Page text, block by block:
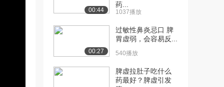
00:44
药...
1037播放
00:27
过敏性鼻炎忌口 脾
胃虚弱，会容易反...
540播放
脾虚拉肚子吃什么
药最好？脾虚引发